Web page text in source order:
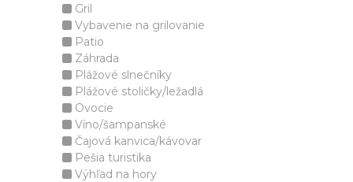
Gril
Vybavenie na grilovanie
Patio
Záhrada
Plážové slnečníky
Plážové stoličky/ležadlá
Ovocie
Víno/šampanské
Čajová kanvica/kávovar
Pešia turistika
Výhľad na hory